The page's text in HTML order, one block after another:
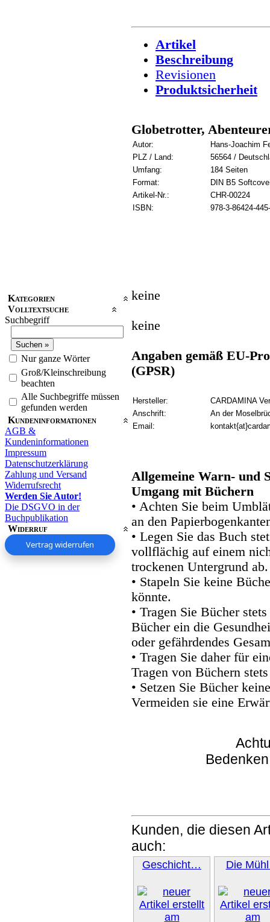
Kategorien
Volltextsuche
Suchbegriff
Nur ganze Wörter
Groß/Kleinschreibung
beachten
Alle Suchbegriffe müssen
gefunden werden
Kundeninformationen
AGB &
Kundeninformationen
Impressum
Datenschutzerklärung
Zahlung und Versand
Widerrufsrecht
Werden Sie Autor!
Die DSGVO in der
Buchpublikation
Widerruf
Vertrag widerrufen
Artikel
Beschreibung
Revisionen
Produktsicherheit
Globetrotter,
Autor:
Hans-Joachim
PLZ / Land:
56564 /
Umfang:
184 Seiten
Format:
DIN B5
Artikel-Nr.:
CHR-00224
ISBN:
978-3-86424-
keine
keine
Angaben gemäß EU-
(GPSR)
Hersteller:
CARDAMINA
Anschrift:
An der
Email:
Allgemeine Warn- und
Umgang mit Büchern
• Achten Sie beim
an den
• Legen Sie das Buch
vollflächig auf einem
trockenen Untergrund ab.
• Stapeln Sie keine
könnte.
• Tragen Sie Bücher
Bücher ein die
oder gefährdendes
• Tragen Sie daher für
Tragen von Büchern
• Setzen Sie Bücher
Vermeiden sie eine
Kunden, die diesen
auch:
Geschicht… Die